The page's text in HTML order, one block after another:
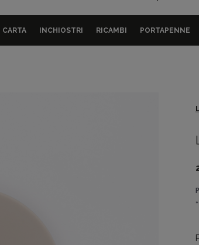
CARTA INCHIOSTRI RICAMBI PORTAPENNE